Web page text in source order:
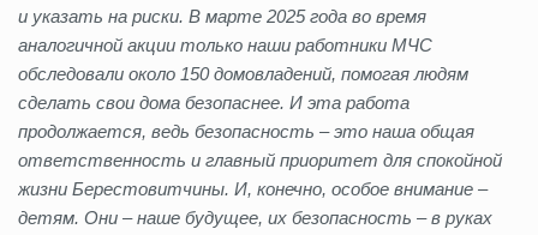
и указать на риски. В марте 2025 года во время
аналогичной акции только наши работники МЧС
обследовали около 150 домовладений, помогая людям
сделать свои дома безопаснее. И эта работа
продолжается, ведь безопасность – это наша общая
ответственность и главный приоритет для спокойной
жизни Берестовитчины. И, конечно, особое внимание –
детям. Они – наше будущее, их безопасность – в руках